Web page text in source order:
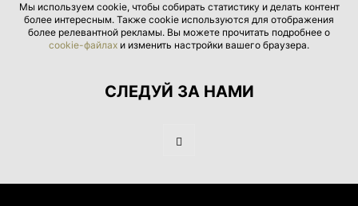
Мы используем cookie, чтобы собирать статистику и делать контент
более интересным. Также cookie используются для отображения
более релевантной рекламы. Вы можете прочитать подробнее о
cookie-файлах и изменить настройки вашего браузера.
СЛЕДУЙ ЗА НАМИ